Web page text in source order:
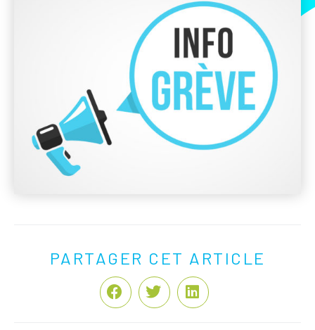
PARTAGER CET ARTICLE